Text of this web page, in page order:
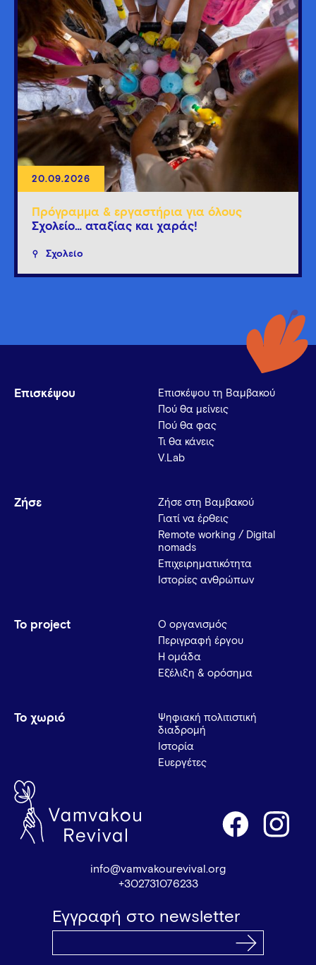
20.09.2026
Πρόγραμμα & εργαστήρια για όλους
Σχολείο… αταξίας και χαράς!
Σχολείο
Επισκέψου
Επισκέψου τη Βαμβακού
Πού θα μείνεις
Πού θα φας
Τι θα κάνεις
V.Lab
Ζήσε
Ζήσε στη Βαμβακού
Γιατί να έρθεις
Remote working / Digital
nomads
Επιχειρηματικότητα
Ιστορίες ανθρώπων
Το project
Ο οργανισμός
Περιγραφή έργου
Η ομάδα
Εξέλιξη & ορόσημα
Το χωριό
Ψηφιακή πολιτιστική
διαδρομή
Ιστορία
Ευεργέτες
info@vamvakourevival.org
+302731076233
Εγγραφή στο newsletter